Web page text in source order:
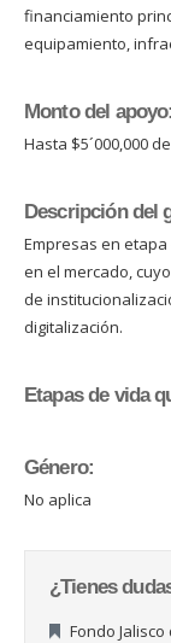
financiamiento
equipamiento,
Monto del apoyo:
Hasta $5´000,000
Descripción del
Empresas en
en el mercado,
de
digitalización.
Etapas de vida
Género:
No aplica
¿Tienes
Fondo